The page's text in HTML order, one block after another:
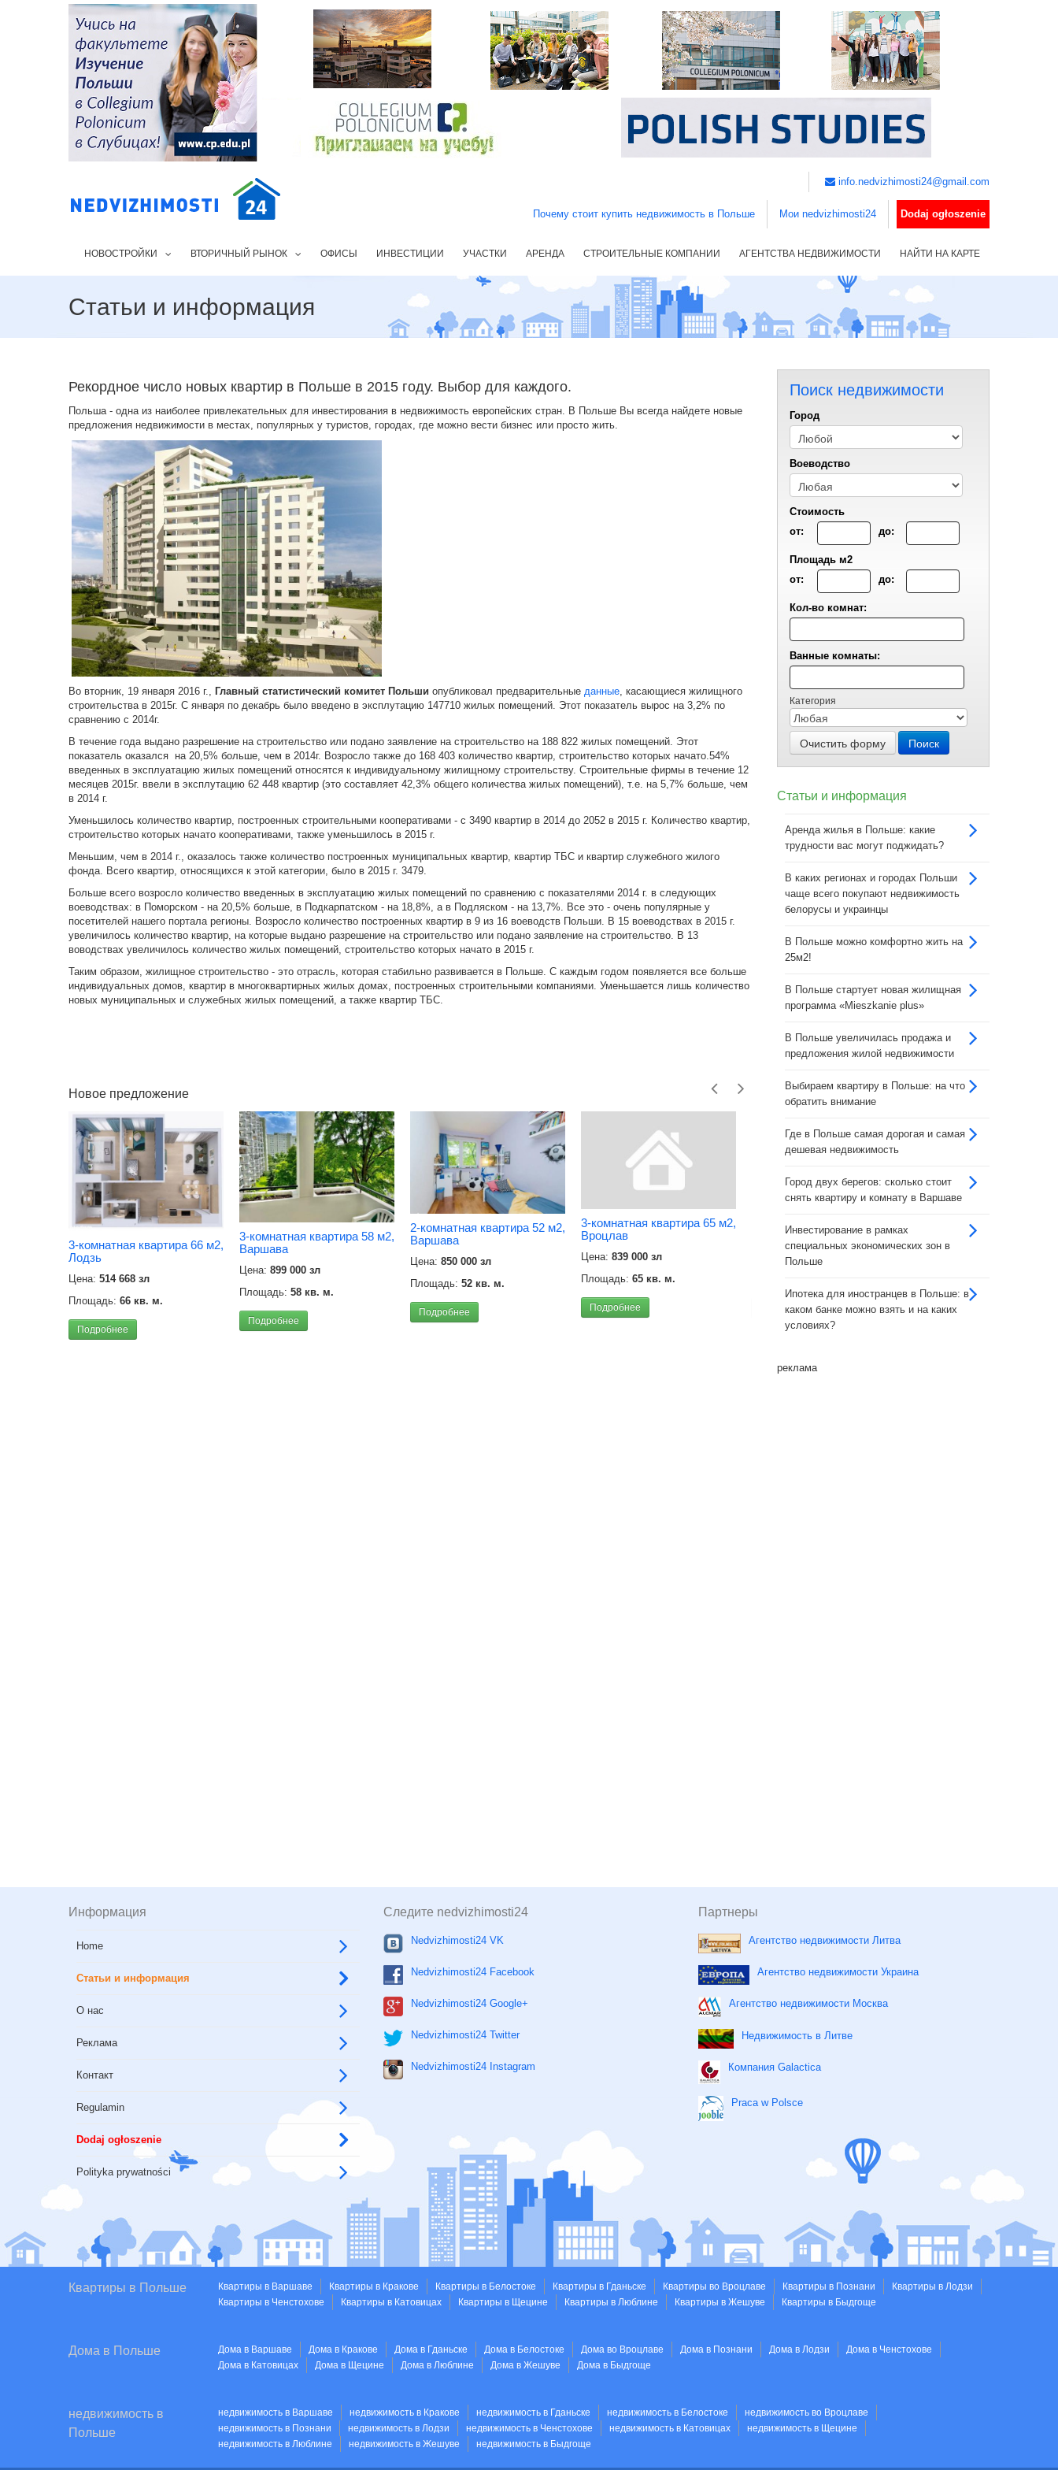
info.nedvizhimosti24@gmail.com
Почему стоит купить недвижимость в Польше Мои nedvizhimosti24 Dodaj ogłoszenie
НОВОСТРОЙКИ ВТОРИЧНЫЙ РЫНОК ОФИСЫ ИНВЕСТИЦИИ УЧАСТКИ АРЕНДА СТРОИТЕЛЬНЫЕ КОМПАНИИ АГЕНТСТВА НЕДВИЖИМОСТИ НАЙТИ НА КАРТЕ
Статьи и информация
Рекордное число новых квартир в Польше в 2015 году. Выбор для каждого.
Польша - одна из наиболее привлекательных для инвестирования в недвижимость европейских стран. В Польше Вы всегда найдете новые
предложения недвижимости в местах, популярных у туристов, городах, где можно вести бизнес или просто жить.
Во вторник, 19 января 2016 г., Главный статистический комитет Польши опубликовал предварительные данные, касающиеся жилищного
строительства в 2015г. С января по декабрь было введено в эксплутацию 147710 жилых помещений. Этот показатель вырос на 3,2% по
сравнению с 2014г.
В течение года выдано разрешение на строительство или подано заявление на строительство на 188 822 жилых помещений. Этот
показатель оказался на 20,5% больше, чем в 2014г. Возросло также до 168 403 количество квартир, строительство которых начато.54%
введенных в эксплуатацию жилых помещений относятся к индивидуальному жилищному строительству. Строительные фирмы в течение 12
месяцев 2015г. ввели в эксплутацию 62 448 квартир (это составляет 42,3% общего количества жилых помещений), т.е. на 5,7% больше, чем
в 2014 г.
Уменьшилось количество квартир, построенных строительными кооперативами - с 3490 квартир в 2014 до 2052 в 2015 г. Количество квартир,
строительство которых начато кооперативами, также уменьшилось в 2015 г.
Меньшим, чем в 2014 г., оказалось также количество построенных муниципальных квартир, квартир ТБС и квартир служебного жилого
фонда. Всего квартир, относящихся к этой категории, было в 2015 г. 3479.
Больше всего возросло количество введенных в эксплуатацию жилых помещений по сравнению с показателями 2014 г. в следующих
воеводствах: в Поморском - на 20,5% больше, в Подкарпатском - на 18,8%, а в Подляском - на 13,7%. Все это - очень популярные у
посетителей нашего портала регионы. Возросло количество построенных квартир в 9 из 16 воеводств Польши. В 15 воеводствах в 2015 г.
увеличилось количество квартир, на которые выдано разрешение на строительство или подано заявление на строительство. В 13
воводствах увеличилось количество жилых помещений, строительство которых начато в 2015 г.
Таким образом, жилищное строительство - это отрасль, которая стабильно развивается в Польше. С каждым годом появляется все больше
индивидуальных домов, квартир в многоквартирных жилых домах, построенных строительными компаниями. Уменьшается лишь количество
новых муниципальных и служебных жилых помещений, а также квартир ТБС.
Новое предложение
3-комнатная квартира 66 м2,
Лодзь
Цена: 514 668 зл
Площадь: 66 кв. м.
Подробнее
3-комнатная квартира 58 м2,
Варшава
Цена: 899 000 зл
Площадь: 58 кв. м.
Подробнее
2-комнатная квартира 52 м2,
Варшава
Цена: 850 000 зл
Площадь: 52 кв. м.
Подробнее
3-комнатная квартира 65 м2,
Вроцлав
Цена: 839 000 зл
Площадь: 65 кв. м.
Подробнее
3-комнатный апартамент 75
м2, Познань
1 100 000 зл
Подробнее
Поиск недвижимости
Город
Воеводствo
Стоимость
от:
до:
Площадь м2
от:
до:
Кол-во комнат:
Ванные комнаты:
Категория
Очистить форму Поиск
Статьи и информация
Аренда жилья в Польше: какие
трудности вас могут поджидать?
В каких регионах и городах Польши
чаще всего покупают недвижимость
белорусы и украинцы
В Польше можно комфортно жить на
25м2!
В Польше стартует новая жилищная
программа «Mieszkanie plus»
В Польше увеличилась продажа и
предложения жилой недвижимости
Выбираем квартиру в Польше: на что
обратить внимание
Где в Польше самая дорогая и самая
дешевая недвижимость
Город двух берегов: сколько стоит
снять квартиру и комнату в Варшаве
Инвестирование в рамках
специальных экономических зон в
Польше
Ипотека для иностранцев в Польше: в
каком банке можно взять и на каких
условиях?
реклама
Информация
Home
Статьи и информация
О нас
Реклама
Контакт
Regulamin
Dodaj ogłoszenie
Polityka prywatności
Следите nedvizhimosti24
Nedvizhimosti24 VK
Nedvizhimosti24 Facebook
Nedvizhimosti24 Google+
Nedvizhimosti24 Twitter
Nedvizhimosti24 Instagram
Партнеры
Агентство недвижимости Литва
Агентство недвижимости Украина
Агентство недвижимости Москва
Недвижимость в Литве
Компания Galactica
Praca w Polsce
Квартиры в Польше Квартиры в Варшаве Квартиры в Кракове Квартиры в Белостоке Квартиры в Гданьске Квартиры во Вроцлаве Квартиры в Познани
Квартиры в Лодзи
Квартиры в Ченстохове
Квартиры в Катовицах Квартиры в Щецине Квартиры в Люблине Квартиры в Жешуве Квартиры в Быдгоще
Дома в Польше Дома в Варшаве Дома в Кракове Дома в Гданьске Дома в Белостоке Дома во Вроцлаве Дома в Познани Дома в Лодзи
Дома в Ченстохове
Дома в Катовицах
Дома в Щецине Дома в Люблине Дома в Жешуве Дома в Быдгоще
недвижимость в
Польше
недвижимость в Варшаве недвижимость в Кракове недвижимость в Гданьске недвижимость в Белостоке
недвижимость во Вроцлаве
недвижимость в Познани
недвижимость в Лодзи недвижимость в Ченстохове недвижимость в Катовицах
недвижимость в Щецине
недвижимость в Люблине
недвижимость в Жешуве недвижимость в Быдгоще